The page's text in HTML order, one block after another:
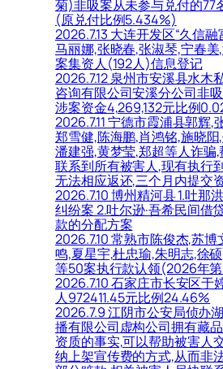
菊)非吸案从未参与兑付的77
(原兑付比例5.434%)
2026.7.13 大连开发区“久信
马丽娜,张晓春,张淑琴,宁春
案集资人(192人)信息登记
2026.7.12 泉州市安溪县水木
咨询有限公司安溪分公司非
涉案资金4,269,132元比例
2026.7.11 宁德市霞浦县郭辉,
郑雪健,陈海鹏,肖鸿铭,施晓
潘建强,黄梦莹,郑超等人诈骗
联系到所有被害人,现有执行
无法相应返还,三个月内提交
2026.7.10 博州精河县 1.吐那
纠纷案 2.吐尔逊·吾希民间借
款的分配方案
2026.7.10 常熟市陈俊杰,苏博
鸣,夏星宇,杜忠瑜,朱明志,徐
等50案执行款认领(2026年第
2026.7.10 石家庄市长安区于
人972411.45元比例24.46%
2026.7.9 江阴市公安局侦办
播有限公司虚构公司拥有藏
资质的事实,可以帮助被害人
纳上架宣传费的方式,从而非